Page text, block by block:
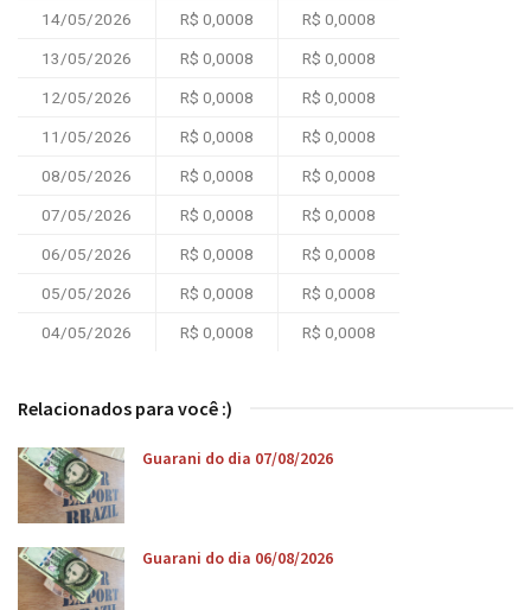
14/05/2026 R$ 0,0008 R$ 0,0008
13/05/2026 R$ 0,0008 R$ 0,0008
12/05/2026 R$ 0,0008 R$ 0,0008
11/05/2026 R$ 0,0008 R$ 0,0008
08/05/2026 R$ 0,0008 R$ 0,0008
07/05/2026 R$ 0,0008 R$ 0,0008
06/05/2026 R$ 0,0008 R$ 0,0008
05/05/2026 R$ 0,0008 R$ 0,0008
04/05/2026 R$ 0,0008 R$ 0,0008
Relacionados para você :)
Guarani do dia 07/08/2026
Guarani do dia 06/08/2026